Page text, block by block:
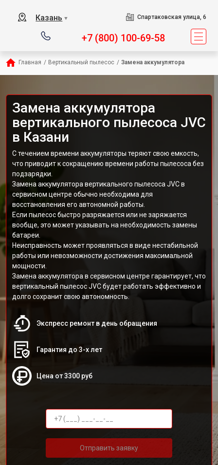
Казань ▼ Спартаковская улица, 6
+7 (800) 100-69-58
Главная / Вертикальный пылесос / Замена аккумулятора
Замена аккумулятора
вертикального пылесоса JVC
в Казани
С течением времени аккумуляторы теряют свою емкость,
что приводит к сокращению времени работы пылесоса без
подзарядки.
Замена аккумулятора вертикального пылесоса JVC в
сервисном центре обычно необходима для
восстановления его автономной работы.
Если пылесос быстро разряжается или не заряжается
вообще, это может указывать на необходимость замены
батареи.
Неисправность может проявляться в виде нестабильной
работы или невозможности достижения максимальной
мощности.
Замена аккумулятора в сервисном центре гарантирует, что
вертикальный пылесос JVC будет работать эффективно и
долго сохранит свою автономность.
Экспресс ремонт в день обращения
Гарантия до 3-х лет
Цена от 3300 руб
Отправить заявку